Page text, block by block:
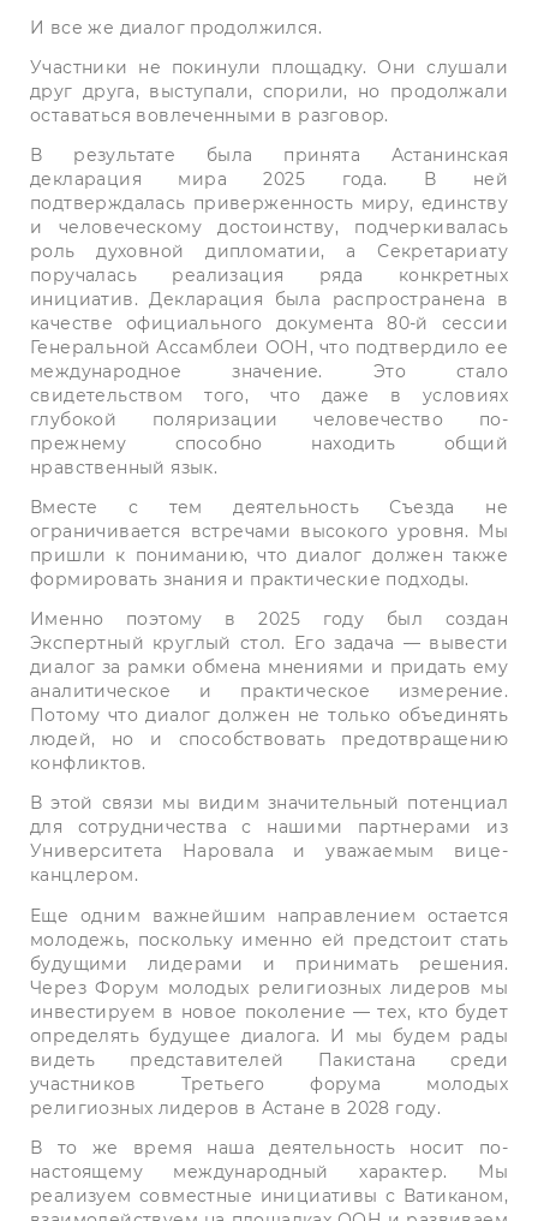
И все же диалог продолжился.
Участники не покинули площадку. Они слушали
друг друга, выступали, спорили, но продолжали
оставаться вовлеченными в разговор.
В результате была принята Астанинская
декларация мира 2025 года. В ней
подтверждалась приверженность миру, единству
и человеческому достоинству, подчеркивалась
роль духовной дипломатии, а Секретариату
поручалась реализация ряда конкретных
инициатив. Декларация была распространена в
качестве официального документа 80-й сессии
Генеральной Ассамблеи ООН, что подтвердило ее
международное значение. Это стало
свидетельством того, что даже в условиях
глубокой поляризации человечество по-
прежнему способно находить общий
нравственный язык.
Вместе с тем деятельность Съезда не
ограничивается встречами высокого уровня. Мы
пришли к пониманию, что диалог должен также
формировать знания и практические подходы.
Именно поэтому в 2025 году был создан
Экспертный круглый стол. Его задача — вывести
диалог за рамки обмена мнениями и придать ему
аналитическое и практическое измерение.
Потому что диалог должен не только объединять
людей, но и способствовать предотвращению
конфликтов.
В этой связи мы видим значительный потенциал
для сотрудничества с нашими партнерами из
Университета Наровала и уважаемым вице-
канцлером.
Еще одним важнейшим направлением остается
молодежь, поскольку именно ей предстоит стать
будущими лидерами и принимать решения.
Через Форум молодых религиозных лидеров мы
инвестируем в новое поколение — тех, кто будет
определять будущее диалога. И мы будем рады
видеть представителей Пакистана среди
участников Третьего форума молодых
религиозных лидеров в Астане в 2028 году.
В то же время наша деятельность носит по-
настоящему международный характер. Мы
реализуем совместные инициативы с Ватиканом,